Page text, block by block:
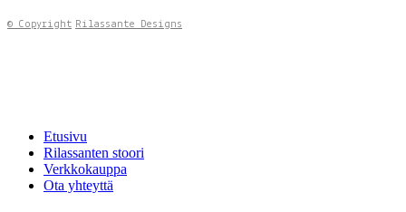
© Copyright Rilassante Designs
Etusivu
Rilassanten stoori
Verkkokauppa
Ota yhteyttä